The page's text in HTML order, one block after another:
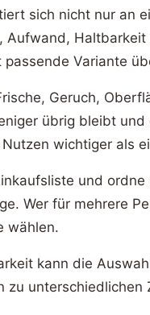
sich nicht nur an
Aufwand,
Variante
Geruch,
übrig bleibt
wichtiger als
und
Wer für mehrere
wählen.
kann die
zu